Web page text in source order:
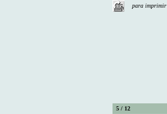
para imprimir
5 / 12